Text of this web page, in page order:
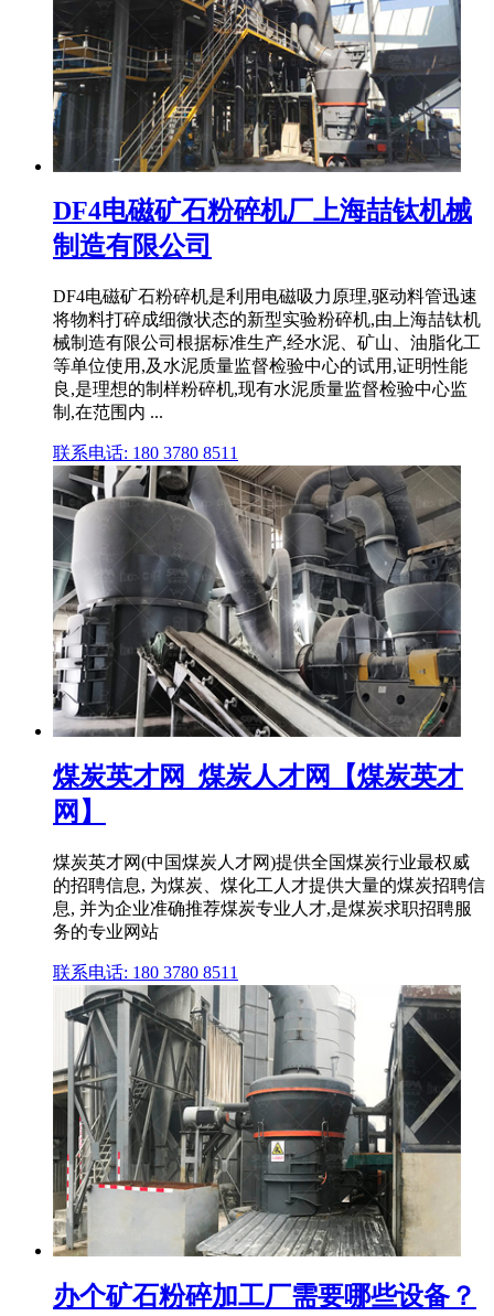
DF4电磁矿石粉碎机厂上海喆钛机械
制造有限公司
DF4电磁矿石粉碎机是利用电磁吸力原理,驱动料管迅速
将物料打碎成细微状态的新型实验粉碎机,由上海喆钛机
械制造有限公司根据标准生产,经水泥、矿山、油脂化工
等单位使用,及水泥质量监督检验中心的试用,证明性能
良,是理想的制样粉碎机,现有水泥质量监督检验中心监
制,在范围内 ...
联系电话: 180 3780 8511
煤炭英才网_煤炭人才网【煤炭英才
网】
煤炭英才网(中国煤炭人才网)提供全国煤炭行业最权威
的招聘信息, 为煤炭、煤化工人才提供大量的煤炭招聘信
息, 并为企业准确推荐煤炭专业人才,是煤炭求职招聘服
务的专业网站
联系电话: 180 3780 8511
办个矿石粉碎加工厂需要哪些设备？